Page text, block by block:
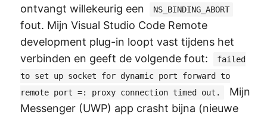
ontvangt willekeurig een
NS_BINDING_ABORT
fout. Mijn Visual Studio Code Remote
development plug-in loopt vast tijdens het
verbinden en geeft de volgende fout:
failed
to set up socket for dynamic port forward to
remote port =: proxy connection timed out.
Mijn
Messenger (UWP) app crasht bijna (nieuwe